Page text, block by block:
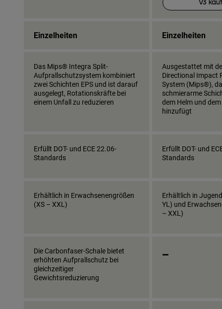
V3
Einzelheiten Einzelheiten
Das Mips® Integra Split-
Aufprallschutzsystem kombiniert
zwei Schichten EPS und ist darauf
ausgelegt, Rotationskräfte bei
einem Unfall zu reduzieren
Ausgestattet mit
Directional Impact
System (Mips®),
schmierarme
dem Helm und
hinzufügt
Erfüllt DOT- und ECE 22.06-
Standards
Erfüllt DOT- und
Standards
Erhältlich in Erwachsenengrößen
(XS – XXL)
Erhältlich in
YL) und
– XXL)
Die Carbonfaser-Schale bietet
erhöhten Aufprallschutz bei
gleichzeitiger
Gewichtsreduzierung
_